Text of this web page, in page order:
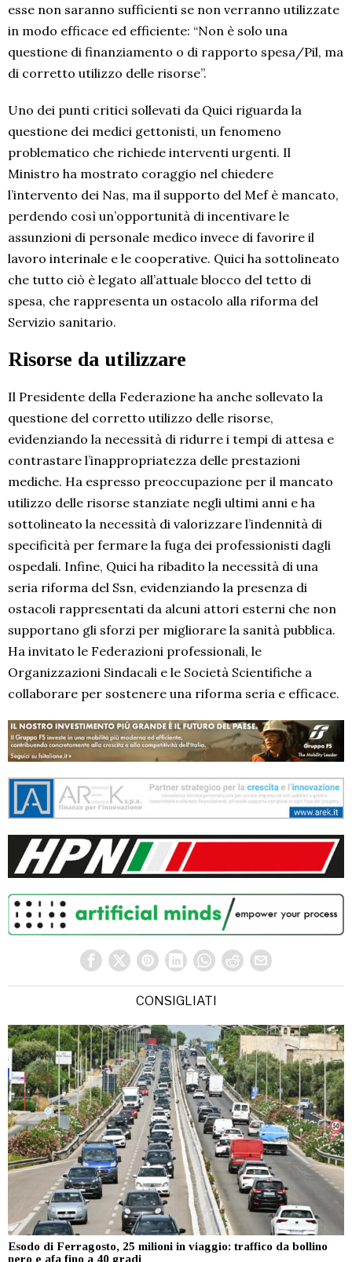
esse non saranno sufficienti se non verranno utilizzate
in modo efficace ed efficiente: “Non è solo una
questione di finanziamento o di rapporto spesa/Pil, ma
di corretto utilizzo delle risorse”.
Uno dei punti critici sollevati da Quici riguarda la
questione dei medici gettonisti, un fenomeno
problematico che richiede interventi urgenti. Il
Ministro ha mostrato coraggio nel chiedere
l’intervento dei Nas, ma il supporto del Mef è mancato,
perdendo così un’opportunità di incentivare le
assunzioni di personale medico invece di favorire il
lavoro interinale e le cooperative. Quici ha sottolineato
che tutto ciò è legato all’attuale blocco del tetto di
spesa, che rappresenta un ostacolo alla riforma del
Servizio sanitario.
Risorse da utilizzare
Il Presidente della Federazione ha anche sollevato la
questione del corretto utilizzo delle risorse,
evidenziando la necessità di ridurre i tempi di attesa e
contrastare l’inappropriatezza delle prestazioni
mediche. Ha espresso preoccupazione per il mancato
utilizzo delle risorse stanziate negli ultimi anni e ha
sottolineato la necessità di valorizzare l’indennità di
specificità per fermare la fuga dei professionisti dagli
ospedali. Infine, Quici ha ribadito la necessità di una
seria riforma del Ssn, evidenziando la presenza di
ostacoli rappresentati da alcuni attori esterni che non
supportano gli sforzi per migliorare la sanità pubblica.
Ha invitato le Federazioni professionali, le
Organizzazioni Sindacali e le Società Scientifiche a
collaborare per sostenere una riforma seria e efficace.
CONSIGLIATI
Esodo di Ferragosto, 25 milioni in viaggio: traffico da bollino
nero e afa fino a 40 gradi